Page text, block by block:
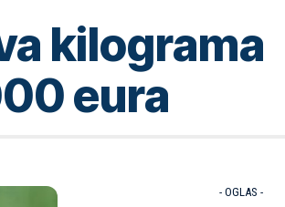
kilograma
eura
- OGLAS -